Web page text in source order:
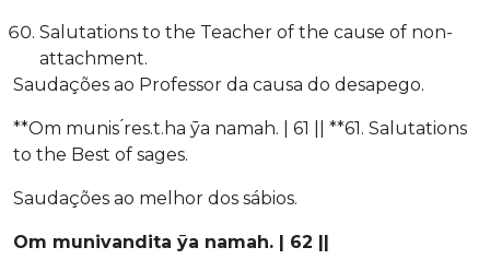
Salutations to the Teacher of the cause of non-
attachment.
Saudações ao Professor da causa do desapego.
**Om munis ́res.t.ha ̄ya namah. | 61 || **61. Salutations
to the Best of sages.
Saudações ao melhor dos sábios.
Om munivandita ̄ya namah. | 62 ||